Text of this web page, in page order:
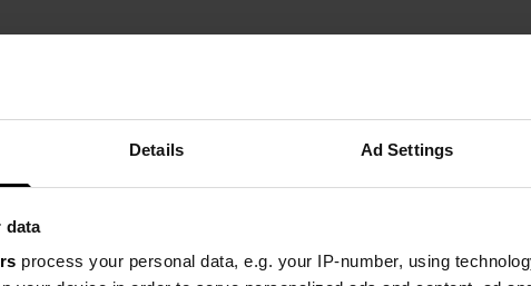
Details Ad Settings
data
process your personal data, e.g. your IP-number, using
B
in de natuur om te staan. vooral heel